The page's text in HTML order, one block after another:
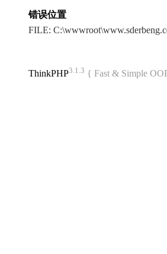
错误位置
FILE:
ThinkPHP3.1.3 { Fast & Simple